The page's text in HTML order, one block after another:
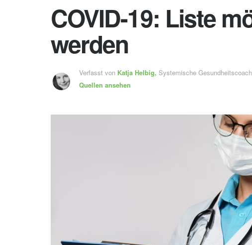
COVID-19: Liste
werden
Verfasst von Katja Helbig, Systemische
Quellen ansehen